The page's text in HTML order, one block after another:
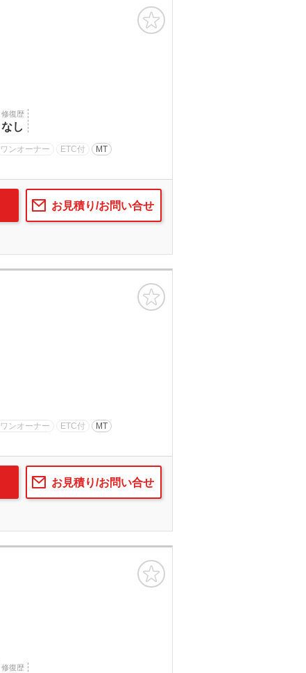
修復歴
なし
ワンオーナー ETC付 MT
お見積り/お問い合せ
ワンオーナー ETC付 MT
お見積り/お問い合せ
修復歴